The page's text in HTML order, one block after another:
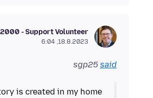
- Support Volunteer
18.8.2023, 6:04
sgp25 said
is created in my home